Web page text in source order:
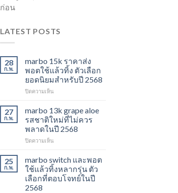
ก่อน
LATEST POSTS
28
ก.พ.
marbo 15k ราคาส่ง
พอตใช้แล้วทิ้ง ตัวเลือก
ยอดนิยมสำหรับปี 2568
ปิดความเห็นบน
15k
ราคา
ส่ง
พอต
ใช้
ทิ้ง
ตัว
เลือก
ยอด
27
ก.พ.
marbo 13k grape aloe
รสชาติใหม่ที่ไม่ควร
พลาดในปี 2568
ปิดความเห็นบน
13k
grape
aloe
รสชาติ
25
ก.พ.
marbo switch และพอต
ใช้แล้วทิ้งหลากรุ่น ตัว
เลือกที่ตอบโจทย์ในปี
2568